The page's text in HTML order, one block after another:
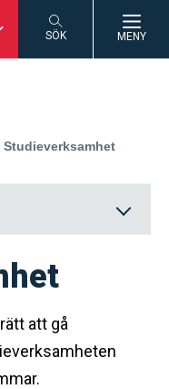
SÖK MENY
Aktuell sida:
Studieverksamhet
att gå